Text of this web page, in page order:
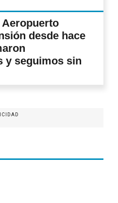
desde hace
y seguimos sin